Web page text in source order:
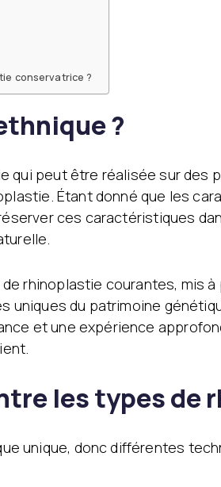
conservatrice ?
?
peut être réalisée sur des
Étant donné que les
ces caractéristiques
rhinoplastie courantes, mis à
du patrimoine
et une expérience
les types de
unique, donc différentes